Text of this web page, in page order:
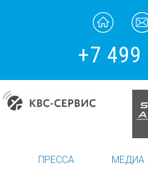
+7 499
ПРЕССА МЕДИА